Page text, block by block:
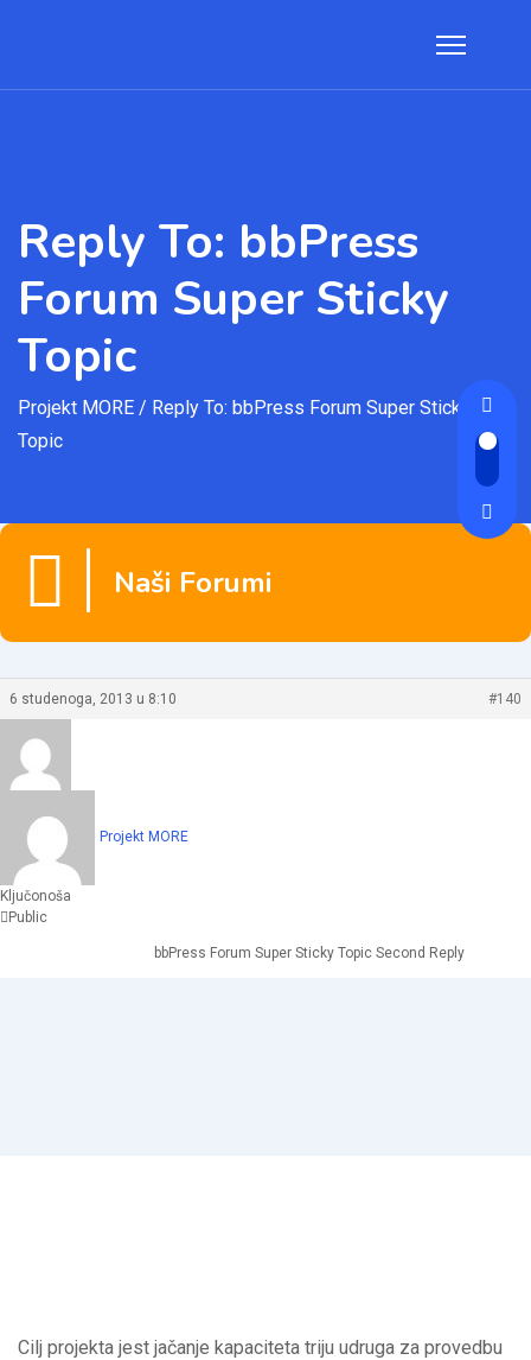
Reply To: bbPress
Forum Super Sticky
Topic
Projekt MORE / Reply To: bbPress Forum Super Sticky
Topic
Naši Forumi
6 studenoga, 2013 u 8:10 #140
Projekt MORE
Ključonoša
Public
bbPress Forum Super Sticky Topic Second Reply
Cilj projekta jest jačanje kapaciteta triju udruga za provedbu